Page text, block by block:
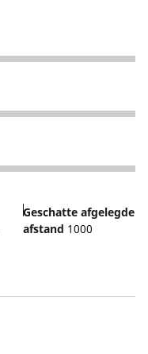
Geschatte afgelegde
afstand 1000